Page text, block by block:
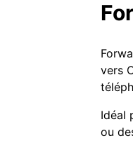
vers
Idéal
ou